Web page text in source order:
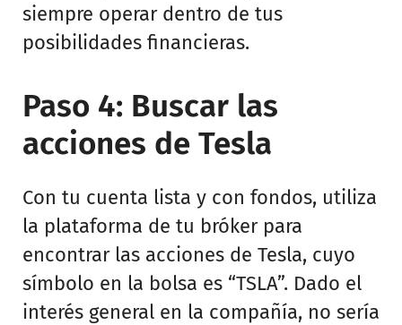
siempre operar dentro de tus
posibilidades financieras.
Paso 4: Buscar las
acciones de Tesla
Con tu cuenta lista y con fondos, utiliza
la plataforma de tu bróker para
encontrar las acciones de Tesla, cuyo
símbolo en la bolsa es “TSLA”. Dado el
interés general en la compañía, no sería